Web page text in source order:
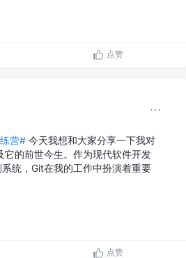
点赞
营# 今天我想和大家分享一下我对
它的前世今生。作为现代软件开发
统，Git在我的工作中扮演着重要
点赞